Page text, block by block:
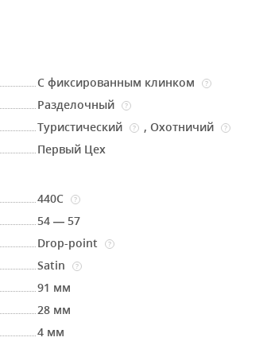
С фиксированным клинком ?
Разделочный ?
Туристический ? ,Охотничий ?
Первый Цех
440C ?
54 — 57
Drop-point ?
Satin ?
91 мм
28 мм
4 мм